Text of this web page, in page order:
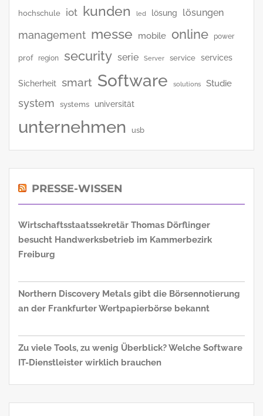
hochschule iot kunden led lösung lösungen
management messe mobile online power
prof region security serie Server service services
Sicherheit smart Software solutions Studie
system systems universität
unternehmen usb
PRESSE-WISSEN
Wirtschaftsstaatssekretär Thomas Dörflinger
besucht Handwerksbetrieb im Kammerbezirk
Freiburg
Northern Discovery Metals gibt die Börsennotierung
an der Frankfurter Wertpapierbörse bekannt
Zu viele Tools, zu wenig Überblick? Welche Software
IT-Dienstleister wirklich brauchen